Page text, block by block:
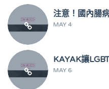
注意！國內腸
MAY 4
KAYAK讓
MAY 6